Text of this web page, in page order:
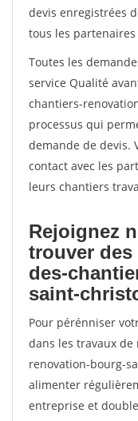
devis enregistrées
tous les
Toutes les
service Qualité
chantiers-
processus qui
demande de devis.
contact avec les
leurs chantiers
Rejoignez
trouver des
des-
saint-
Pour pérénniser
dans les travaux
renovation-bourg-
alimenter
entreprise et